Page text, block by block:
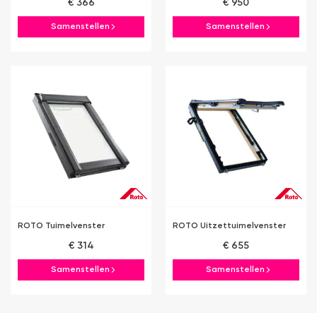
€ 366
Samenstellen
€ 950
Samenstellen
ROTO Tuimelvenster
€ 314
Samenstellen
ROTO Uitzettuimelvenster
€ 655
Samenstellen